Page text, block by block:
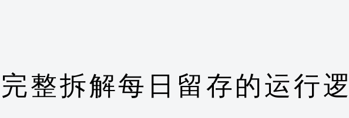
整拆解每日留存的运行逻